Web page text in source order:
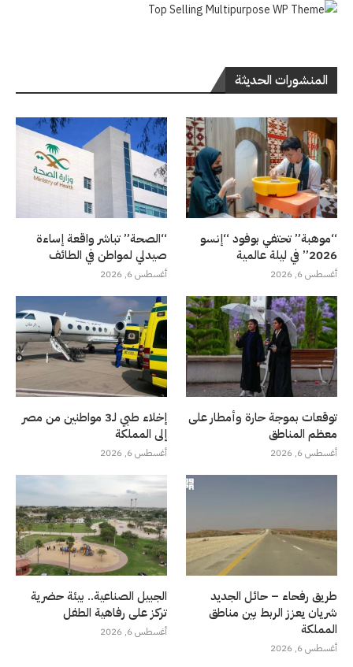
المنشورات الحديثة
“موهبة” تحتفي بوفود “إنسو
2026” في ليلة عالمية
أغسطس 6, 2026
“الصحة” تباشر واقعة إساءة
صيدلي لمواطن في الطائف
أغسطس 6, 2026
توقعات بموجة حارة وأمطار على
معظم المناطق
أغسطس 6, 2026
إخلاء طبي لـ3 مواطنين من مصر
إلى المملكة
أغسطس 6, 2026
طريق رفحاء – حائل الجديد
شريان يعزز الربط بين مناطق
المملكة
أغسطس 6, 2026
الجبيل الصناعية.. بيئة حضرية
تركز على رفاهية الطفل
أغسطس 6, 2026